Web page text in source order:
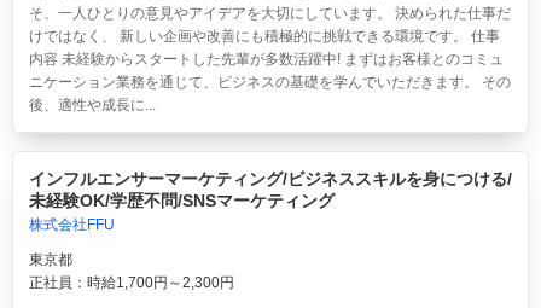
そ、一人ひとりの意見やアイデアを大切にしています。 決められた仕事だ
けではなく、 新しい企画や改善にも積極的に挑戦できる環境です。 仕事
内容 未経験からスタートした先輩が多数活躍中! まずはお客様とのコミュ
ニケーション業務を通じて、ビジネスの基礎を学んでいただきます。 その
後、適性や成長に...
インフルエンサーマーケティング/ビジネススキルを身につける/
未経験OK/学歴不問/SNSマーケティング
株式会社FFU
東京都
正社員：時給1,700円～2,300円